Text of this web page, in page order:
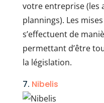
votre entreprise (les
plannings). Les
s’effectuent de
permettant d’être
la législation.
7. Nibelis